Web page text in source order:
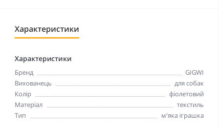
Характеристики
Характеристики
Бренд
GIGWI
Вихованець
для собак
Колір
фіолетовий
Матеріал
текстиль
Тип
м'яка іграшка